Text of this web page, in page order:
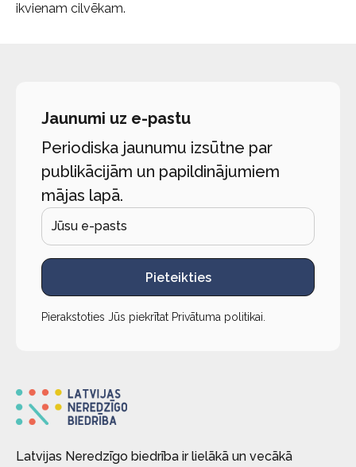
ikvienam cilvēkam.
Jaunumi uz e-pastu
Periodiska jaunumu izsūtne par
publikācijām un papildinājumiem
mājas lapā.
Pieteikties
Pierakstoties Jūs piekrītat Privātuma politikai
Latvijas Neredzīgo biedrība ir lielākā un vecākā